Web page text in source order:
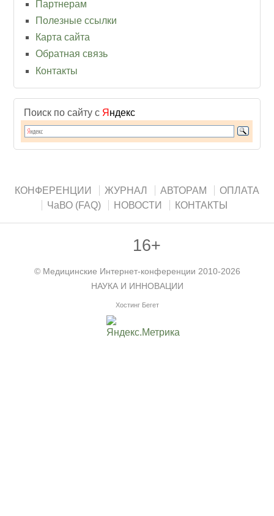
Партнерам
Полезные ссылки
Карта сайта
Обратная связь
Контакты
Поиск по сайту с Я ндекс
КОНФЕРЕНЦИИ ЖУРНАЛ АВТОРАМ
ОПЛАТА
ЧаВО (FAQ)
НОВОСТИ КОНТАКТЫ
16+
© Медицинские Интернет-конференции 2010-2026
НАУКА И ИННОВАЦИИ
Хостинг Бегет